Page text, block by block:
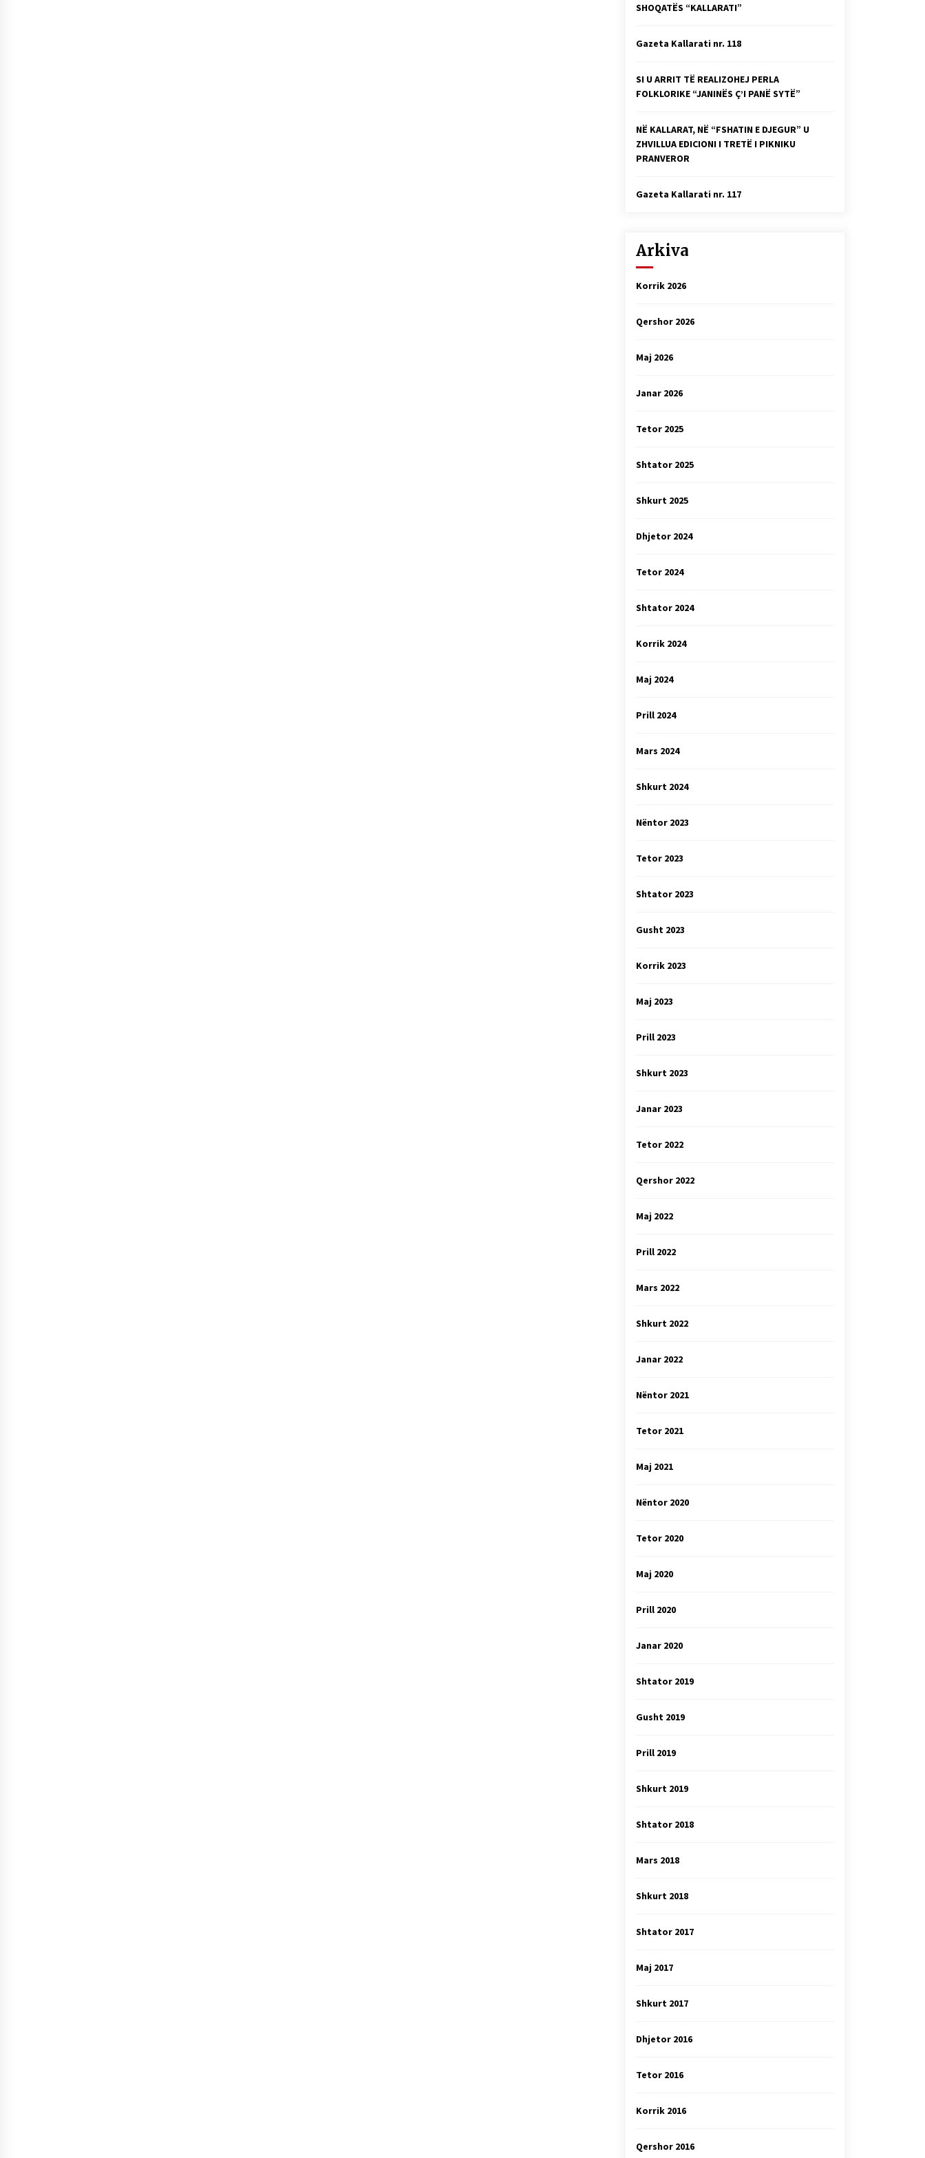
Faksimilet e një 83 vjetori lufte:
04/10/2025
Gazeta Kallarati nr. 114
06/02/2025
SHOQATËS “KALLARATI”
Gazeta Kallarati nr. 118
SI U ARRIT TË REALIZOHEJ PERLA
FOLKLORIKE “JANINËS Ç’I PANË SYTË”
NË KALLARAT, NË “FSHATIN E DJEGUR” U
ZHVILLUA EDICIONI I TRETË I PIKNIKU
PRANVEROR
Gazeta Kallarati nr. 117
Arkiva
Korrik 2026
Qershor 2026
Maj 2026
Janar 2026
Tetor 2025
Shtator 2025
Shkurt 2025
Dhjetor 2024
Tetor 2024
Shtator 2024
Korrik 2024
Maj 2024
Prill 2024
Mars 2024
Shkurt 2024
Nëntor 2023
Tetor 2023
Shtator 2023
Gusht 2023
Korrik 2023
Maj 2023
Prill 2023
Shkurt 2023
Janar 2023
Tetor 2022
Qershor 2022
Maj 2022
Prill 2022
Mars 2022
Shkurt 2022
Janar 2022
Nëntor 2021
Tetor 2021
Maj 2021
Nëntor 2020
Tetor 2020
Maj 2020
Prill 2020
Janar 2020
Shtator 2019
Gusht 2019
Prill 2019
Shkurt 2019
Shtator 2018
Mars 2018
Shkurt 2018
Shtator 2017
Maj 2017
Shkurt 2017
Dhjetor 2016
Tetor 2016
Korrik 2016
Qershor 2016